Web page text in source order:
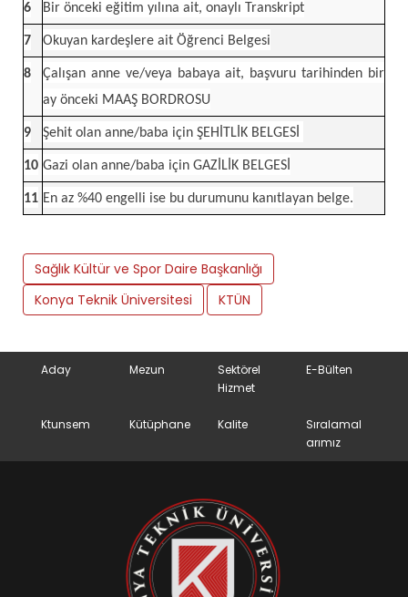
6 Bir önceki eğitim yılına ait, onaylı Transkript
7 Okuyan kardeşlere ait Öğrenci Belgesi
8
Çalışan anne ve/veya babaya ait, başvuru tarihinden bir
ay önceki MAAŞ BORDROSU
9 Şehit olan anne/baba için ŞEHİTLİK BELGESİ
10 Gazi olan anne/baba için GAZİLİK BELGESİ
11 En az %40 engelli ise bu durumunu kanıtlayan belge.
Sağlık Kültür ve Spor Daire Başkanlığı
Konya Teknik Üniversitesi
KTÜN
Aday Mezun
Sektörel
Hizmet
E-Bülten
Ktunsem Kütüphane Kalite
Sıralamal
arımız